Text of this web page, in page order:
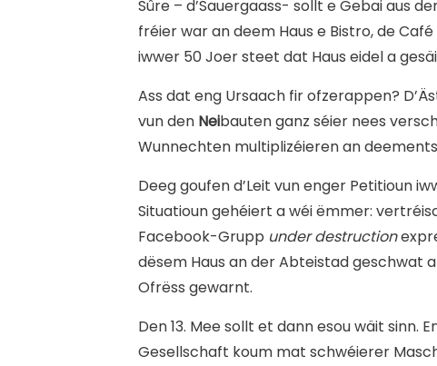
Sûre – d’Sauergaass- sollt e Gebai aus
fréier war an deem Haus e Bistro, de
iwwer 50 Joer steet dat Haus eidel a
Ass dat eng Ursaach fir ofzerappen?
vun den Neibauten ganz séier nees
Wunnechten multiplizéieren an
Deeg goufen d’Leit vun enger Petitioun
Situatioun gehéiert a wéi ëmmer:
Facebook-Grupp under destruction
dësem Haus an der Abteistad geschwat
Ofrëss gewarnt.
Den 13. Mee sollt et dann esou wäit sinn.
Gesellschaft koum mat schwéierer